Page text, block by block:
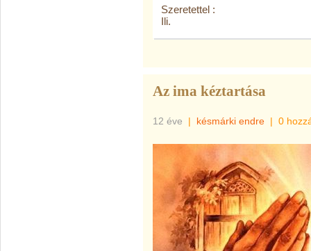
Szeretettel :
Ili.
Az ima kéztartása
12 éve | késmárki endre | 0